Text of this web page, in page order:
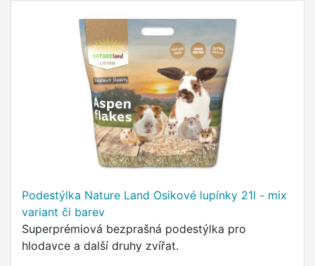
Podestýlka Nature Land Osikové lupínky 21l - mix
variant či barev
Superprémiová bezprašná podestýlka pro
hlodavce a další druhy zvířat.